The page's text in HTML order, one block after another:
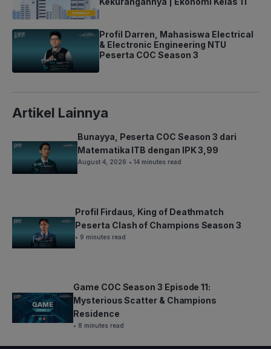
Profil Darren, Mahasiswa Electrical
& Electronic Engineering NTU
Peserta COC Season 3
Artikel Lainnya
Bunayya, Peserta COC Season 3 dari
Matematika ITB dengan IPK 3,99
August 4, 2026 • 14 minutes read
Profil Firdaus, King of Deathmatch
Peserta Clash of Champions Season 3
• 9 minutes read
Game COC Season 3 Episode 11:
Mysterious Scatter & Champions
Residence
• 8 minutes read